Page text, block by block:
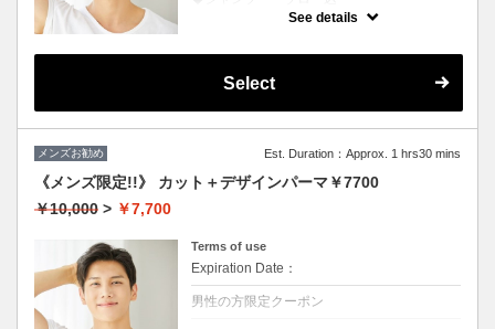
★ブリーチを除くカラー付き
See details
Select
メンズお勧め Est. Duration：Approx. 1 hrs30 mins
《メンズ限定!!》 カット＋デザインパーマ￥7700
￥10,000 > ￥7,700
Terms of use
Expiration Date：
男性の方限定クーポン